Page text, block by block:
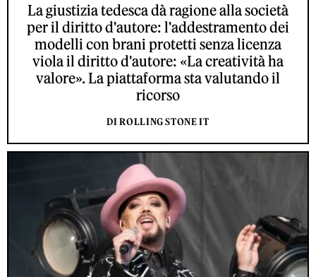
La giustizia tedesca dà ragione alla società
per il diritto d'autore: l'addestramento dei
modelli con brani protetti senza licenza
viola il diritto d'autore: «La creatività ha
valore». La piattaforma sta valutando il
ricorso
DI ROLLING STONE IT